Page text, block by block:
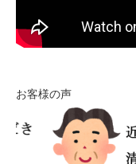
お客様の声